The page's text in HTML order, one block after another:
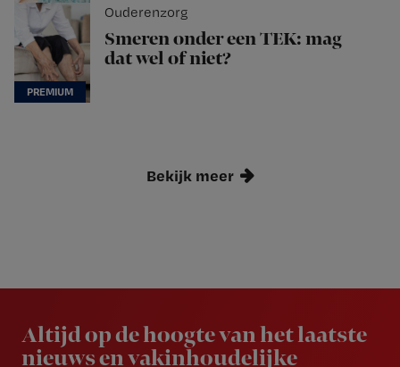
Ouderenzorg
Smeren onder een TEK: mag
dat wel of niet?
Bekijk meer
Altijd op de hoogte van het laatste
nieuws en vakinhoudelijke